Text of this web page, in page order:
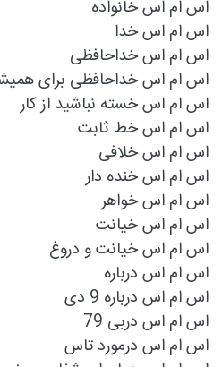
اس ام اس خانواده
اس ام اس خدا
اس ام اس خداحافظی
اس ام اس خداحافظی برای
اس ام اس خسته نباشید از کار
اس ام اس خط ثابت
اس ام اس خلافی
اس ام اس خنده دار
اس ام اس خواهر
اس ام اس خیانت
اس ام اس خیانت و دروغ
اس ام اس درباره
اس ام اس درباره 9 دی
اس ام اس دربی 79
اس ام اس درمورد تاس